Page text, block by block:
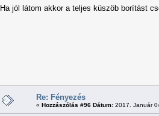
Ha jól látom akkor a teljes küszöb borítást
Re: Fényezés
« Hozzászólás #96 Dátum: 2017. Január